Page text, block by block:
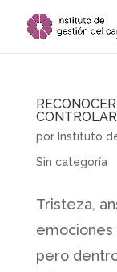
por Instituto
Sin categoría
Tristeza,
emociones
pero